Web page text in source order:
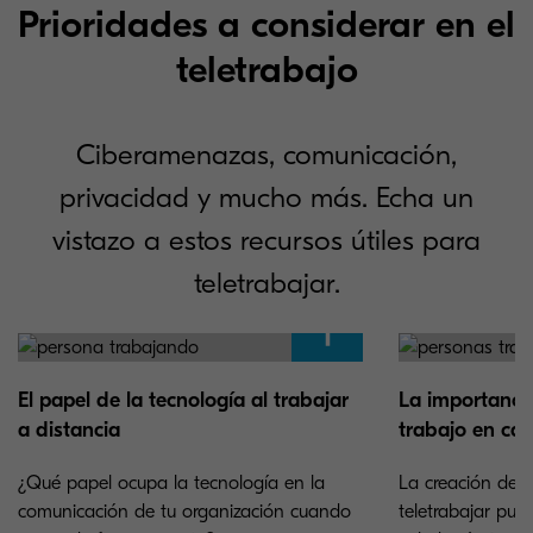
Prioridades a considerar en el
teletrabajo
Ciberamenazas, comunicación,
privacidad y mucho más. Echa un
vistazo a estos recursos útiles para
teletrabajar.
El papel de la tecnología al trabajar
a distancia
¿Qué papel ocupa la tecnología en la
comunicación de tu organización cuando
La
trabajo en
La creación de
teletrabajar